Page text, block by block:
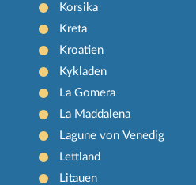
Korsika
Kreta
Kroatien
Kykladen
La Gomera
La Maddalena
Lagune von Venedig
Lettland
Litauen